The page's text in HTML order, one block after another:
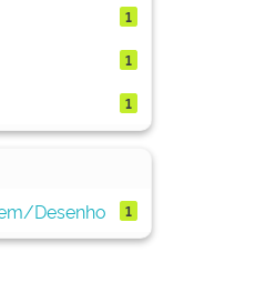
1
1
1
Desenho
1